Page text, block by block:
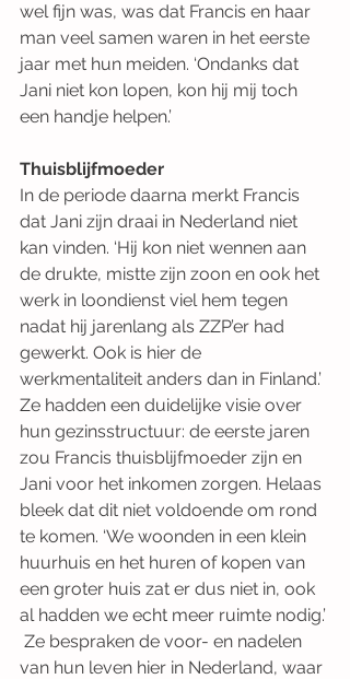
wel fijn was, was dat Francis en haar
man veel samen waren in het eerste
jaar met hun meiden. ‘Ondanks dat
Jani niet kon lopen, kon hij mij toch
een handje helpen.’
Thuisblijfmoeder
In de periode daarna merkt Francis
dat Jani zijn draai in Nederland niet
kan vinden. ‘Hij kon niet wennen aan
de drukte, mistte zijn zoon en ook het
werk in loondienst viel hem tegen
nadat hij jarenlang als ZZP’er had
gewerkt. Ook is hier de
werkmentaliteit anders dan in Finland.’
Ze hadden een duidelijke visie over
hun gezinsstructuur: de eerste jaren
zou Francis thuisblijfmoeder zijn en
Jani voor het inkomen zorgen. Helaas
bleek dat dit niet voldoende om rond
te komen. ‘We woonden in een klein
huurhuis en het huren of kopen van
een groter huis zat er dus niet in, ook
al hadden we echt meer ruimte nodig.’
Ze bespraken de voor- en nadelen
van hun leven hier in Nederland, waar